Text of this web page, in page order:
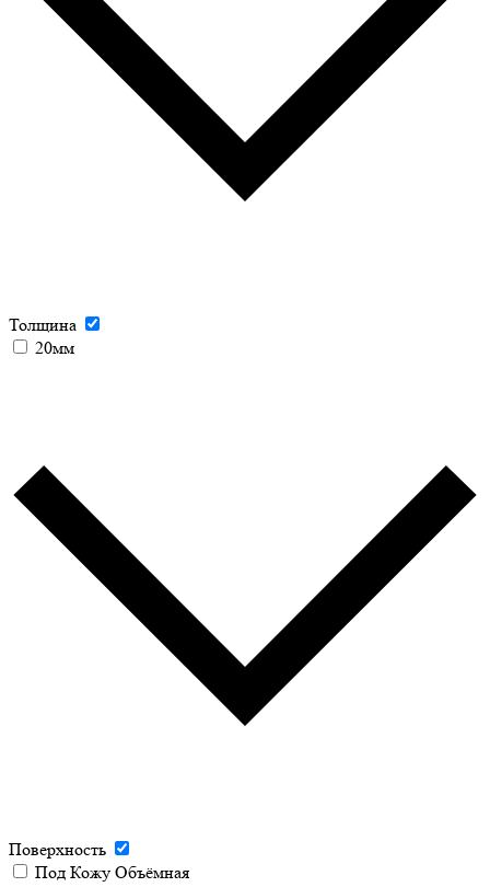
Толщина
20мм
Поверхность
Под Кожу Объёмная